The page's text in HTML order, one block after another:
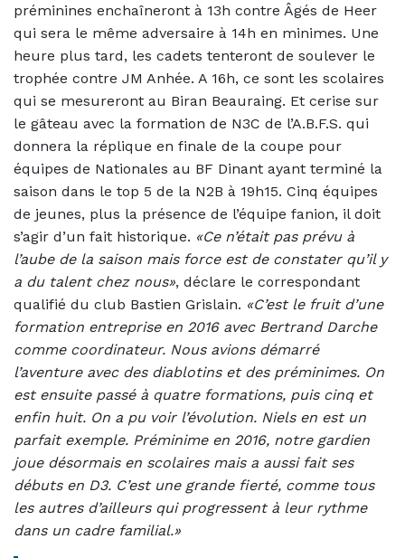
préminines enchaîneront à 13h contre Âgés de Heer
qui sera le même adversaire à 14h en minimes. Une
heure plus tard, les cadets tenteront de soulever le
trophée contre JM Anhée. A 16h, ce sont les scolaires
qui se mesureront au Biran Beauraing. Et cerise sur
le gâteau avec la formation de N3C de l’A.B.F.S. qui
donnera la réplique en finale de la coupe pour
équipes de Nationales au BF Dinant ayant terminé la
saison dans le top 5 de la N2B à 19h15. Cinq équipes
de jeunes, plus la présence de l’équipe fanion, il doit
s’agir d’un fait historique. «Ce n’était pas prévu à
l’aube de la saison mais force est de constater qu’il y
a du talent chez nous», déclare le correspondant
qualifié du club Bastien Grislain. «C’est le fruit d’une
formation entreprise en 2016 avec Bertrand Darche
comme coordinateur. Nous avions démarré
l’aventure avec des diablotins et des préminimes. On
est ensuite passé à quatre formations, puis cinq et
enfin huit. On a pu voir l’évolution. Niels en est un
parfait exemple. Préminime en 2016, notre gardien
joue désormais en scolaires mais a aussi fait ses
débuts en D3. C’est une grande fierté, comme tous
les autres d’ailleurs qui progressent à leur rythme
dans un cadre familial.»